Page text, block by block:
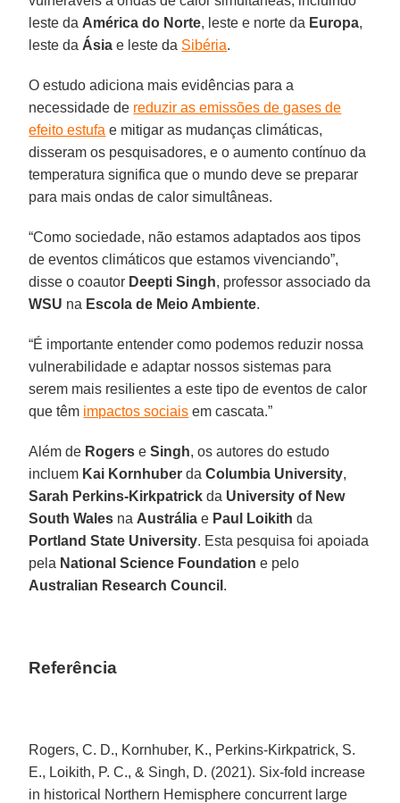
leste da América do Norte, leste e norte da Europa,
leste da Ásia e leste da Sibéria.
O estudo adiciona mais evidências para a
necessidade de reduzir as emissões de gases de
efeito estufa e mitigar as mudanças climáticas,
disseram os pesquisadores, e o aumento contínuo da
temperatura significa que o mundo deve se preparar
para mais ondas de calor simultâneas.
“Como sociedade, não estamos adaptados aos tipos
de eventos climáticos que estamos vivenciando”,
disse o coautor Deepti Singh, professor associado da
WSU na Escola de Meio Ambiente.
“É importante entender como podemos reduzir nossa
vulnerabilidade e adaptar nossos sistemas para
serem mais resilientes a este tipo de eventos de calor
que têm impactos sociais em cascata.”
Além de Rogers eSingh, os autores do estudo
incluem Kai Kornhuber daColumbia University,
Sarah Perkins-Kirkpatrick da University of New
South Wales na Austrália e Paul Loikith da
Portland State University. Esta pesquisa foi apoiada
pela National Science Foundation e pelo
Australian Research Council .
Referência
Rogers, C. D., Kornhuber, K., Perkins-Kirkpatrick, S.
E., Loikith, P. C., & Singh, D. (2021). Six-fold increase
in historical Northern Hemisphere concurrent large